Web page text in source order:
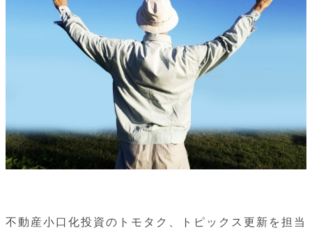
不動産小口化投資のトモタク、トピックス更新を担当